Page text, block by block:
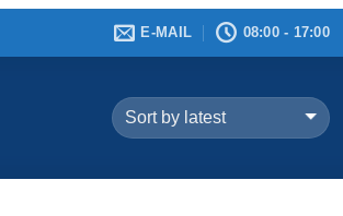
E-MAIL 08:00 - 17:00